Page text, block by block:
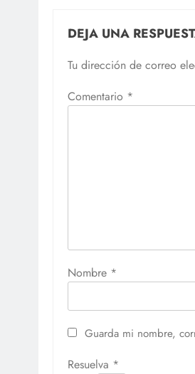
DEJA UNA
Tu dirección de correo
Comentario *
Nombre *
Guarda mi nombre,
Resuelva *